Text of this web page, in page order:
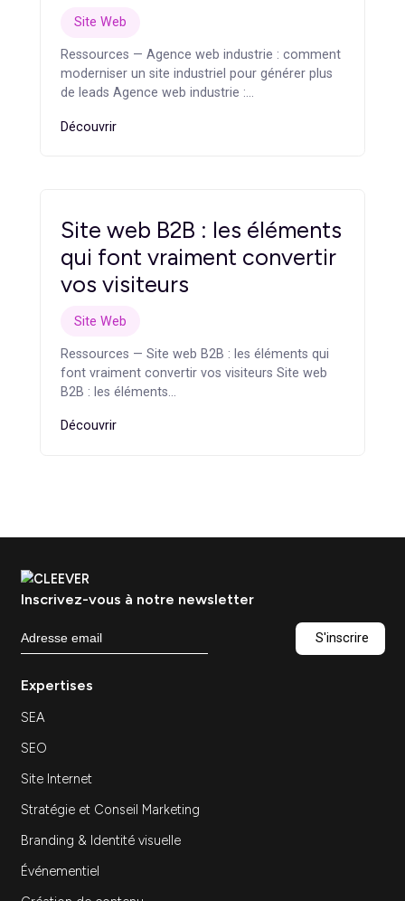
Qu’est-ce qu’une migration
SEO ?
Une migration SEO regroupe les actions mises en
place pour sécuriser le référencement naturel lors
l’indexation et le suivi post-mise en ligne.
Comment améliorer la
conversion lors d’une
refonte ?
Pour améliorer la conversion lors d’une refonte, il
faut définir un objectif clair pour chaque page,
renforcer les preuves de crédibilité, optimiser les
Pourquoi faire un audit
?
Un audit SEO/SXO avant refonte permet d’identifier
les risques SEO, les points de friction UX et les
production du nouveau site. Il aide à sécuriser la
Articles